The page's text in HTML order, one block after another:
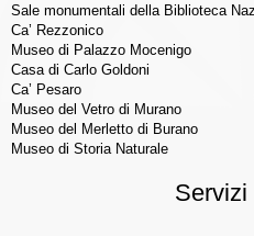
Sale monumentali della Biblioteca
Ca’ Rezzonico
Museo di Palazzo Mocenigo
Casa di Carlo Goldoni
Ca’ Pesaro
Museo del Vetro di Murano
Museo del Merletto di Burano
Museo di Storia Naturale
Servizi